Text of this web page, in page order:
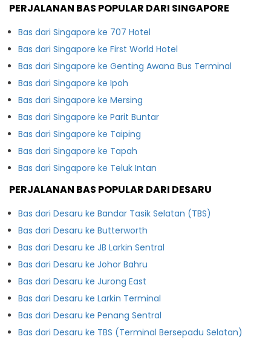
PERJALANAN BAS POPULAR DARI SINGAPORE
Bas dari Singapore ke 707 Hotel
Bas dari Singapore ke First World Hotel
Bas dari Singapore ke Genting Awana Bus Terminal
Bas dari Singapore ke Ipoh
Bas dari Singapore ke Mersing
Bas dari Singapore ke Parit Buntar
Bas dari Singapore ke Taiping
Bas dari Singapore ke Tapah
Bas dari Singapore ke Teluk Intan
PERJALANAN BAS POPULAR DARI DESARU
Bas dari Desaru ke Bandar Tasik Selatan (TBS)
Bas dari Desaru ke Butterworth
Bas dari Desaru ke JB Larkin Sentral
Bas dari Desaru ke Johor Bahru
Bas dari Desaru ke Jurong East
Bas dari Desaru ke Larkin Terminal
Bas dari Desaru ke Penang Sentral
Bas dari Desaru ke TBS (Terminal Bersepadu Selatan)